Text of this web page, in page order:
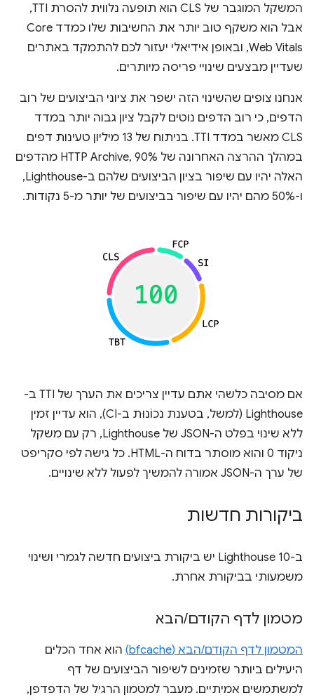
המשקל המוגבר של CLS הוא תופעה נלווית להסרת TTI,
אבל הוא משקף טוב יותר את החשיבות שלו כמדד Core
Web Vitals, ובאופן אידיאלי יעזור לכם להתמקד באתרים
שעדיין מבצעים שינויי פריסה מיותרים.
אנחנו צופים שהשינוי הזה ישפר את ציוני הביצועים של רוב
הדפים, כי רוב הדפים נוטים לקבל ציון גבוה יותר במדד
CLS מאשר במדד TTI. בניתוח של 13 מיליון טעינות דפים
במהלך ההרצה האחרונה של HTTP Archive, 90% מהדפים
האלה יהיו עם שיפור בציון הביצועים שלהם ב-Lighthouse,
ו-50% מהם יהיו עם שיפור בביצועים של יותר מ-5 נקודות.
אם מסיבה כלשהי אתם עדיין צריכים את הערך של TTI ב-
Lighthouse (למשל, בטענת נכוֹנוּת ב-CI), הוא עדיין זמין
ללא שינוי בפלט ה-JSON של Lighthouse, רק עם משקל
ניקוד 0 והוא מוסתר בדוח ה-HTML. כל גישה לפי סקריפט
של ערך ה-JSON אמורה להמשיך לפעול ללא שינויים.
ביקורות חדשות
ב-Lighthouse 10 יש ביקורת ביצועים חדשה לגמרי ושינוי
משמעותי בביקורת אחרת.
מטמון לדף הקודם/הבא
המטמון לדף הקודם/הבא (bfcache)
הוא אחד הכלים
היעילים ביותר שזמינים לשיפור הביצועים של דף
למשתמשים אמיתיים. מעבר למטמון הרגיל של הדפדפן,